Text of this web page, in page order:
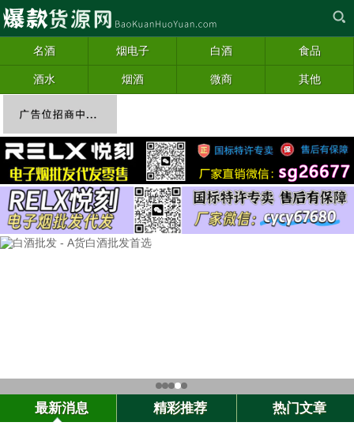
名酒 烟电子 白酒 食品
酒水 烟酒 微商 其他
最新消息 精彩推荐 热门文章